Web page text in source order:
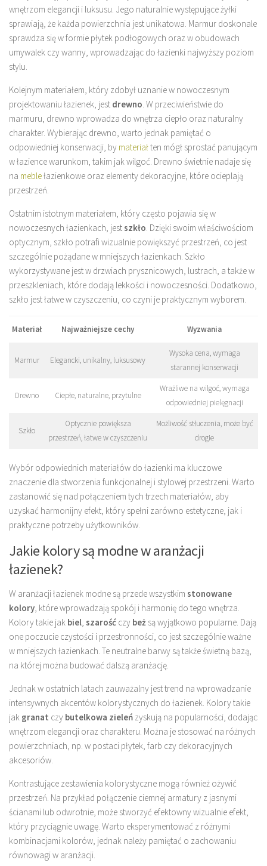
wnętrzom elegancji i luksusu. Jego naturalnie występujące żyłki
sprawiają, że każda powierzchnia jest unikatowa. Marmur doskonale
sprawdza się w formie płytek podłogowych oraz w obudowach
umywalek czy wanny, wprowadzając do łazienki najwyższy poziom
stylu.
Kolejnym materiałem, który zdobył uznanie w nowoczesnym
projektowaniu łazienek, jest drewno. W przeciwieństwie do
marmuru, drewno wprowadza do wnętrza ciepło oraz naturalny
charakter. Wybierając drewno, warto jednak pamiętać o
odpowiedniej konserwacji, by materiałten mógł sprostać panującym
w łazience warunkom, takim jak wilgoć. Drewno świetnie nadaje się
na meblełazienkowe oraz elementy dekoracyjne, które ocieplają
przestrzeń.
Ostatnim istotnym materiałem, który często pojawia się w
nowoczesnych łazienkach, jestszkło. Dzięki swoim właściwościom
optycznym, szkło potrafi wizualnie powiększyć przestrzeń, co jest
szczególnie pożądane w mniejszych łazienkach. Szkło
wykorzystywane jest w drzwiach prysznicowych, lustrach, a także w
przeszkleniach, które dodają lekkości i nowoczesności. Dodatkowo,
szkło jest łatwe w czyszczeniu, co czyni je praktycznym wyborem.
Materiał Najważniejsze cechy Wyzwania
Marmur Elegancki, unikalny, luksusowy
Wysoka cena, wymaga
starannej konserwacji
Drewno Ciepłe, naturalne, przytulne
Wrażliwe na wilgoć, wymaga
odpowiedniej pielęgnacji
Szkło
Optycznie powiększa
przestrzeń, łatwe w czyszczeniu
Możliwość stłuczenia, może być
drogie
Wybór odpowiednich materiałów do łazienki ma kluczowe
znaczenie dla stworzenia funkcjonalnej i stylowej przestrzeni. Warto
zastanowić się nad połączeniem tych trzech materiałów, aby
uzyskać harmonijny efekt, który spełni zarówno estetyczne, jak i
praktyczne potrzeby użytkowników.
Jakie kolory są modne w aranżacji
łazienek?
W aranżacji łazienek modne są przede wszystkim stonowane
kolory, które wprowadzają spokój i harmonię do tego wnętrza.
Kolory takie jak biel, szarość czy beż są wyjątkowo popularne. Dają
one poczucie czystości i przestronności, co jest szczególnie ważne
w mniejszych łazienkach. Te neutralne barwy są także świetną bazą,
na której można budować dalszą aranżację.
Jednak w ostatnich latach zauważalny jest trend na wprowadzanie
intensywnych akcentów kolorystycznych do łazienek. Kolory takie
jak granat czy butelkowa zieleń zyskują na popularności, dodając
wnętrzom elegancji oraz charakteru. Można je stosować na różnych
powierzchniach, np. w postaci płytek, farb czy dekoracyjnych
akcesoriów.
Kontrastujące zestawienia kolorystyczne mogą również ożywić
przestrzeń. Na przykład połączenie ciemnej armatury z jasnymi
ścianami lub odwrotnie, może stworzyć efektowny wizualnie efekt,
który przyciągnie uwagę. Warto eksperymentować z różnymi
kombinacjami kolorów, jednak należy pamiętać o zachowaniu
równowagi w aranżacji.